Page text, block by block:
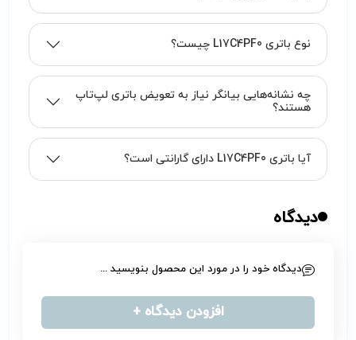
نوع باتری L17C4PF0 چیست؟
چه نشانه‌هایی بیانگر نیاز به تعویض باتری لپ‌تاپ
هستند؟
آیا باتری L17C4PF0 دارای گارانتی است؟
دیدگاه
دیدگاه خود را در مورد این محصول بنویسید ...
افزودن دیدگاه +